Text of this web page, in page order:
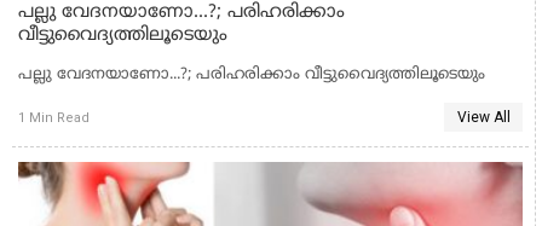
പല്ലു വേദനയാണോ...?; പരിഹരിക്കാം
വീട്ടുവൈദ്യത്തിലൂടെയും
പല്ലു വേദനയാണോ...?; പരിഹരിക്കാം വീട്ടുവൈദ്യത്തിലൂടെയും
1 Min Read View All